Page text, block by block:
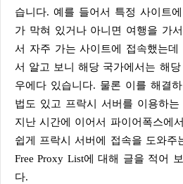
습니다. 예를 들어서 특정 사이트
가 막혀 있거나 아니면 여행을 가
서 자주 가는 사이트에 접속했는
서 알고 보니 해당 국가에서는 해
우에다 있습니다. 물론 이를 해결
법도 있고 프락시 서버를 이용하
지난 시간에 이어서 파이어폭스에
쉽게 프락시 서버에 접속을 도와주
Free Proxy List에 대해 글을 적어
다.